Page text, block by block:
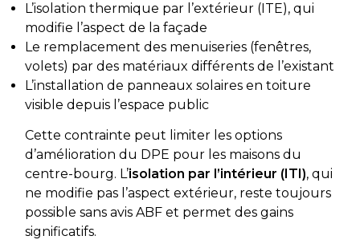
L’isolation thermique par l’extérieur (ITE), qui
modifie l’aspect de la façade
Le remplacement des menuiseries (fenêtres,
volets) par des matériaux différents de l’existant
L’installation de panneaux solaires en toiture
visible depuis l’espace public
Cette contrainte peut limiter les options
d’amélioration du DPE pour les maisons du
centre-bourg. L’isolation par l’intérieur (ITI), qui
ne modifie pas l’aspect extérieur, reste toujours
possible sans avis ABF et permet des gains
significatifs.